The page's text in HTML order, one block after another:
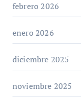
febrero 2026
enero 2026
diciembre 2025
noviembre 2025